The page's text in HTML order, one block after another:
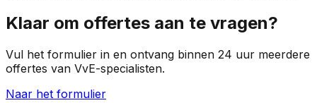
Klaar om offertes aan te vragen?
Vul het formulier in en ontvang binnen 24 uur meerdere
offertes van VvE-specialisten.
Naar het formulier